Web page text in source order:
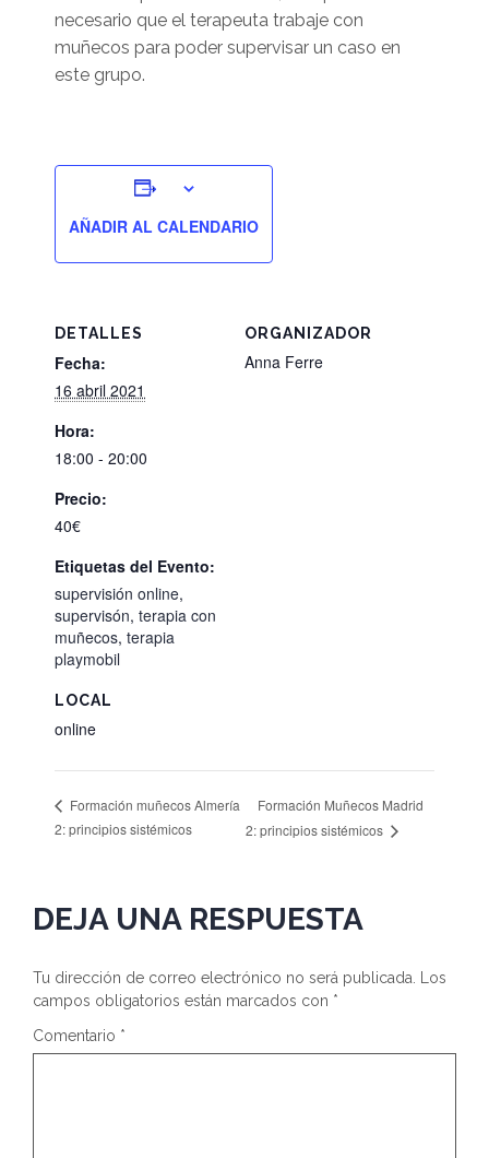
necesario que el terapeuta trabaje con
muñecos para poder supervisar un caso en
este grupo.
AÑADIR AL CALENDARIO
DETALLES
Fecha:
16 abril 2021
Hora:
18:00 - 20:00
Precio:
40€
Etiquetas del Evento:
supervisión online,
supervisón, terapia con
muñecos, terapia
playmobil
LOCAL
online
ORGANIZADOR
Anna Ferre
Formación muñecos Almería
2: principios sistémicos
Formación Muñecos Madrid
2: principios sistémicos
DEJA UNA RESPUESTA
Tu dirección de correo electrónico no será publicada.
Los
campos obligatorios están marcados con *
Comentario *